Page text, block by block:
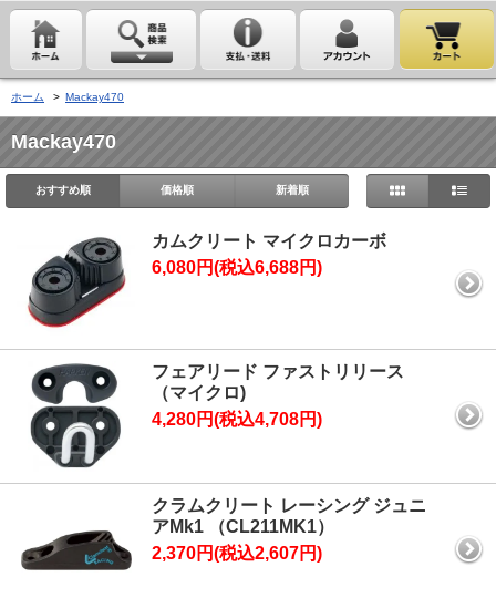
ホーム > Mackay470
Mackay470
おすすめ順 価格順 新着順
カムクリート マイクロカーボ
6,080円(税込6,688円)
フェアリード ファストリリース
（マイクロ)
4,280円(税込4,708円)
クラムクリート レーシング ジュニ
アMk1 （CL211MK1）
2,370円(税込2,607円)